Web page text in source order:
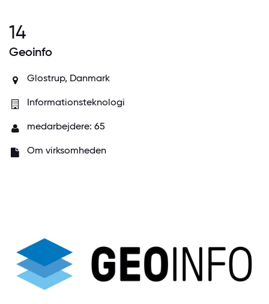
14
Geoinfo
Glostrup, Danmark
Informationsteknologi
medarbejdere: 65
Om virksomheden